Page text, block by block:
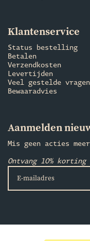
Klantenservice
Status bestelling
Betalen
Verzendkosten
Levertijden
Veel gestelde vragen
Bewaaradvies
Aanmelden
Mis geen acties
Ontvang 10% korting